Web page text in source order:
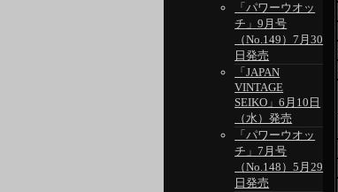
「パワーウオッ
チ」9月号
（No.149）7月30
日発売
「JAPAN
VINTAGE
SEIKO」6月10日
（水）発売
「パワーウオッ
チ」7月号
（No.148）5月29
日発売